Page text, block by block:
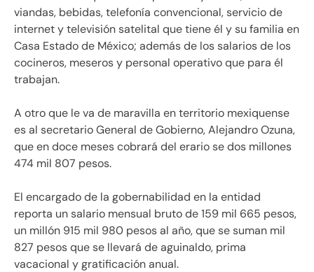
viandas, bebidas, telefonía convencional, servicio de
internet y televisión satelital que tiene él y su familia en
Casa Estado de México; además de los salarios de los
cocineros, meseros y personal operativo que para él
trabajan.
A otro que le va de maravilla en territorio mexiquense
es al secretario General de Gobierno, Alejandro Ozuna,
que en doce meses cobrará del erario se dos millones
474 mil 807 pesos.
El encargado de la gobernabilidad en la entidad
reporta un salario mensual bruto de 159 mil 665 pesos,
un millón 915 mil 980 pesos al año, que se suman mil
827 pesos que se llevará de aguinaldo, prima
vacacional y gratificación anual.